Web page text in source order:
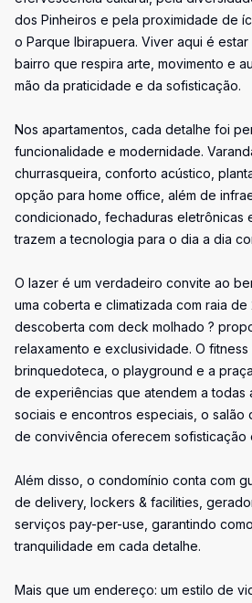
dos Pinheiros e pela proximidade de
o Parque Ibirapuera. Viver aqui é
bairro que respira arte, movimento e
mão da praticidade e da sofisticação.
Nos apartamentos, cada detalhe foi
funcionalidade e modernidade.
churrasqueira, conforto acústico,
opção para home office, além de
condicionado, fechaduras eletrônicas
trazem a tecnologia para o dia a dia
O lazer é um verdadeiro convite ao
uma coberta e climatizada com raia de
descoberta com deck molhado ?
relaxamento e exclusividade. O
brinquedoteca, o playground e a
de experiências que atendem a todas
sociais e encontros especiais, o salão
de convivência oferecem sofisticação
Além disso, o condomínio conta com
de delivery, lockers & facilities,
serviços pay-per-use, garantindo
tranquilidade em cada detalhe.
Mais que um endereço: um estilo de